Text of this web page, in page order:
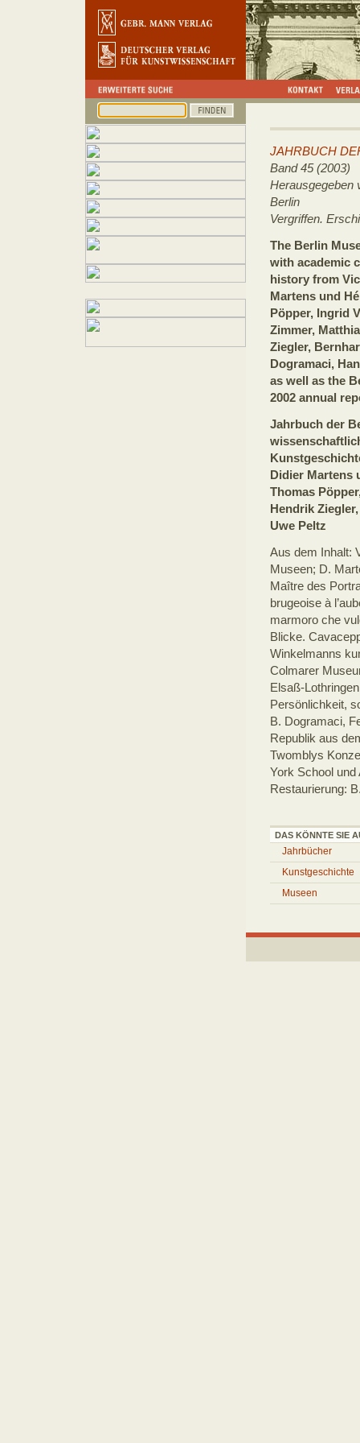
JAHRBUCH
Band 45 (2003)
Herausgegeben
Berlin
Vergriffen.
The Berlin
with academic
history from
Martens und
Pöpper, Ingrid
Zimmer,
Ziegler,
Dogramaci,
as well as the
2002 annual
Jahrbuch der
Didier Martens
Thomas
Hendrik
Uwe Peltz
Aus dem Inhalt:
Museen; D.
Maître des
brugeoise à
marmoro che
Blicke.
Winkelmanns
Colmarer
Elsaß-
Persönlichkeit,
B. Dogramaci,
Republik aus
Twomblys
York School
Restaurierung:
DAS KÖNNTE SIE
Jahrbücher
Kunstgeschichte
Museen